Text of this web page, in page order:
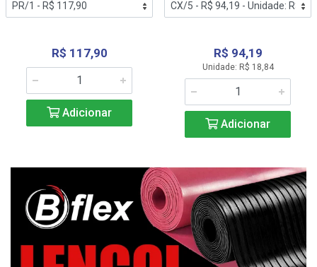
R$ 117,90
Adicionar
R$ 94,19
Unidade: R$ 18,84
Adicionar